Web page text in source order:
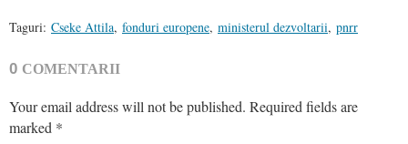
Taguri: Cseke Attila, fonduri europene, ministerul dezvoltarii, pnrr
0 COMENTARII
Your email address will not be published. Required fields are
marked *